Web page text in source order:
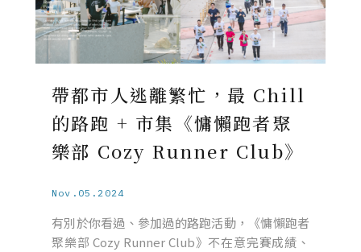
帶都市人逃離繁忙，最 Chill
的路跑 + 市集《慵懶跑者聚
樂部 Cozy Runner Club》
Nov.05.2024
有別於你看過、參加過的路跑活動，《慵懶跑者
聚樂部 Cozy Runner Club》不在意完賽成績、